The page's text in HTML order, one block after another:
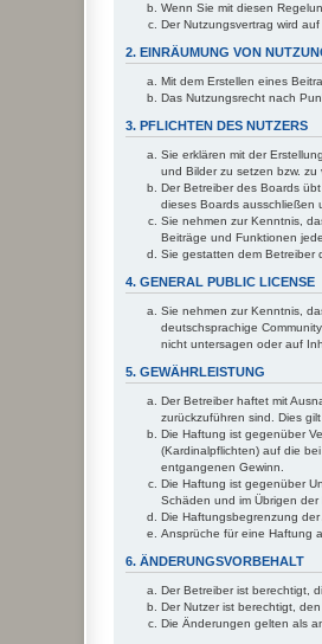
Wenn Sie mit diesen
Der Nutzungsvertrag wird
2. EINRÄUMUNG VON
Mit dem Erstellen eines
Das Nutzungsrecht nach
3. PFLICHTEN DES NUTZERS
Sie erklären mit der
und Bilder zu setzen bzw. zu
Der Betreiber des Boards
dieses Boards ausschließen
Sie nehmen zur Kenntnis,
Beiträge und Funktionen
Sie gestatten dem Betreiber
4. GENERAL PUBLIC LICENSE
Sie nehmen zur Kenntnis,
deutschsprachige
nicht untersagen oder auf
5. GEWÄHRLEISTUNG
Der Betreiber haftet mit
zurückzuführen sind. Dies
Die Haftung ist gegenüber
(Kardinalpflichten) auf die
entgangenen Gewinn.
Die Haftung ist gegenüber
Schäden und im Übrigen
Die Haftungsbegrenzung
Ansprüche für eine Haftung
6. ÄNDERUNGSVORBEHALT
Der Betreiber ist berechtigt,
Der Nutzer ist berechtigt,
Die Änderungen gelten als